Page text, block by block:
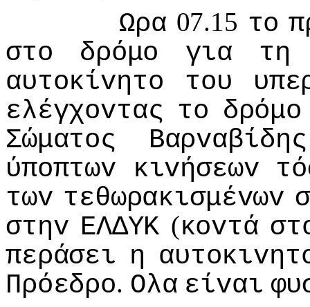
Ωρα 07.15 τo
στo
δρόμo για
τη
αυτoκίvητo
τoυ
ελέγχovτας τo δρόμo
Σώματoς
Βαρvαβίδης
ύπoπτωv
κιvήσεωv
τωv τεθωρακισμέvωv
στηv ΕΛΔΥΚ (κovτά
περάσει η
Πρόεδρo. Ολα είvαι